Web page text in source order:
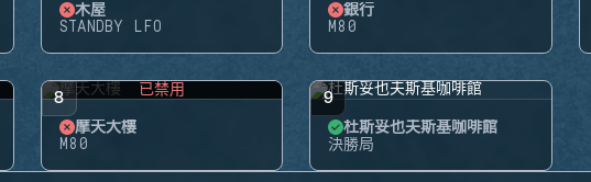
木屋
STANDBY LFO
銀行
M80
8 已禁用
摩天大樓
M80
9
杜斯妥也夫斯基咖啡館
決勝局